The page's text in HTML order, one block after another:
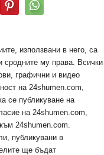
използвани в него, са
сродните му права. Всички
графични и видео
на 24shumen.com,
се публикуване на
на 24shumen.com,
24shumen.com.
публикувани в
ще бъдат